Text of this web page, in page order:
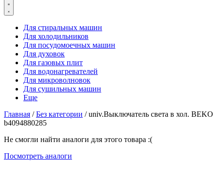
Для стиральных машин
Для холодильников
Для посудомоечных машин
Для духовок
Для газовых плит
Для водонагревателей
Для микроволновок
Для сушильных машин
Еще
Главная /Без категории / univ.Выключатель света в хол. BEKO
b4094880285
Не смогли найти аналоги для этого товара :(
Посмотреть аналоги